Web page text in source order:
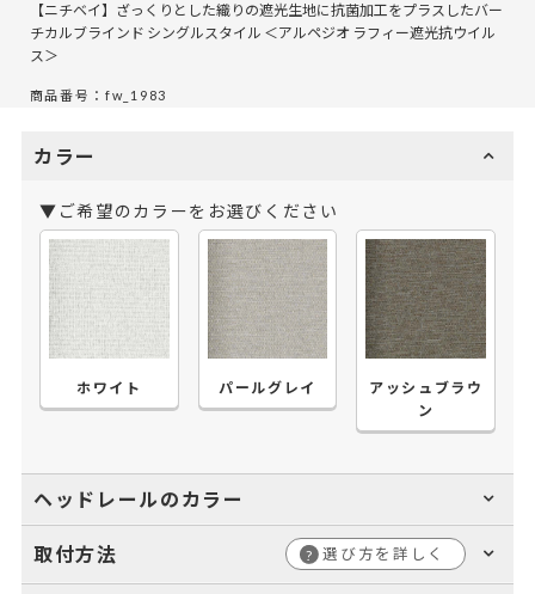
【ニチベイ】ざっくりとした織りの遮光生地に抗菌加工をプラスしたバー
チカルブラインド シングルスタイル ＜アルペジオ ラフィー遮光抗ウイル
ス＞
商品番号：fw_1983
カラー
▼ご希望のカラーをお選びください
ホワイト パールグレイ
アッシュブラウ
ン
ヘッドレールのカラー
取付方法 ? 選び方を詳しく